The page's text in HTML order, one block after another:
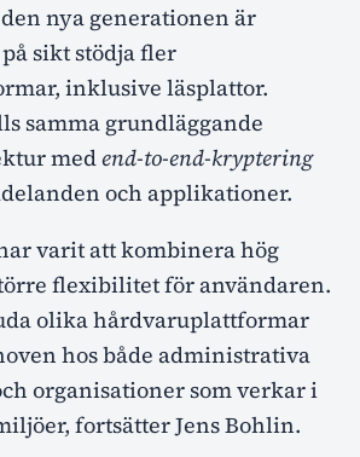
nya generationen är
sikt stödja fler
inklusive läsplattor.
samma grundläggande
medend-to-end-kryptering
och applikationer.
varit att kombinera hög
flexibilitet för användaren.
olika hårdvaruplattformar
hos både administrativa
organisationer som verkar i
fortsätter Jens Bohlin.